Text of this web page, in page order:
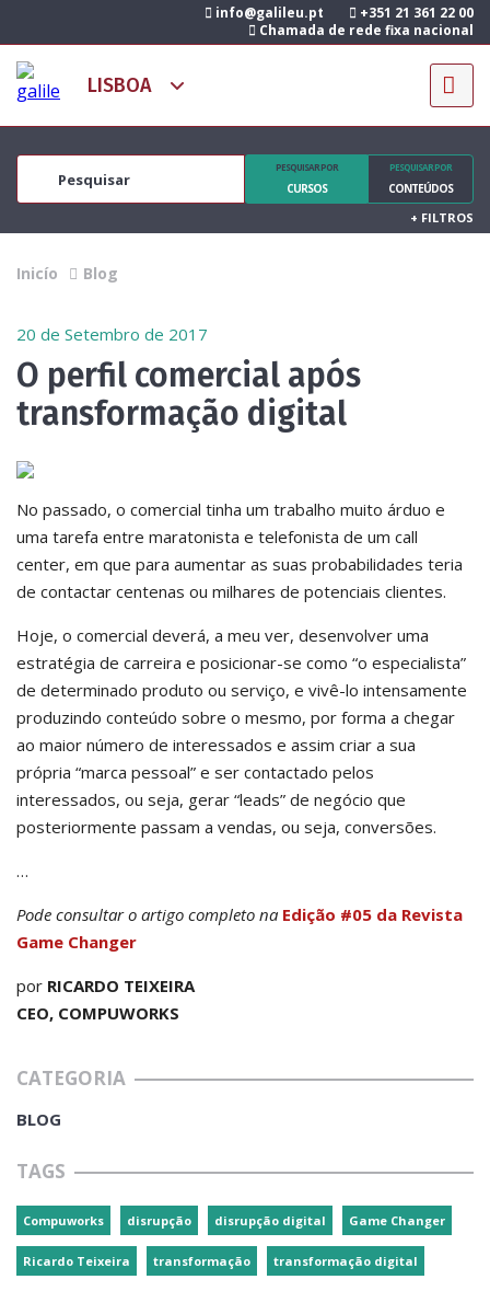
info@galileu.pt
+351 21 361 22 00
Chamada de rede fixa nacional
PESQUISAR POR
CURSOS
PESQUISAR POR
CONTEÚDOS
+ FILTROS
Inicío Blog
20 de Setembro de 2017
O perfil comercial após
transformação digital
No passado, o comercial tinha um trabalho muito árduo e
uma tarefa entre maratonista e telefonista de um call
center, em que para aumentar as suas probabilidades teria
de contactar centenas ou milhares de potenciais clientes.
Hoje, o comercial deverá, a meu ver, desenvolver uma
estratégia de carreira e posicionar-se como “o especialista”
de determinado produto ou serviço, e vivê-lo intensamente
produzindo conteúdo sobre o mesmo, por forma a chegar
ao maior número de interessados e assim criar a sua
própria “marca pessoal” e ser contactado pelos
interessados, ou seja, gerar “leads” de negócio que
posteriormente passam a vendas, ou seja, conversões.
…
Pode consultar o artigo completo na Edição #05 da Revista
Game Changer
por RICARDO TEIXEIRA
CEO, COMPUWORKS
CATEGORIA
BLOG
TAGS
Compuworks disrupção disrupção digital Game Changer
Ricardo Teixeira transformação transformação digital